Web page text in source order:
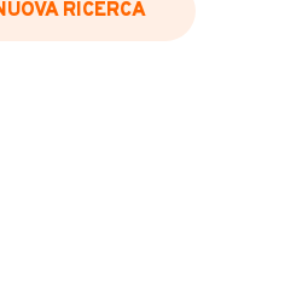
verificare la disponibilità
RICERCA